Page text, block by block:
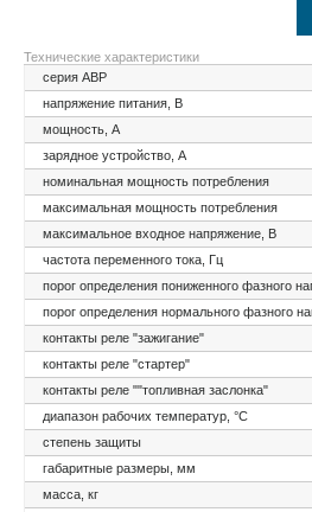
Технические характеристики
серия АВР
напряжение питания, В
мощность, А
зарядное устройство, А
номинальная мощность потребления
максимальная мощность потребления
максимальное входное напряжение, В
частота переменного тока, Гц
порог определения пониженного фазного
порог определения нормального фазного
контакты реле "зажигание"
контакты реле "стартер"
контакты реле ""топливная заслонка"
диапазон рабочих температур, °С
степень защиты
габаритные размеры, мм
масса, кг